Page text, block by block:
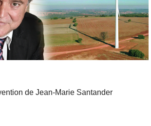
de Jean-Marie Santander